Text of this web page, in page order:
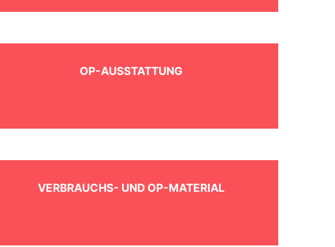
OP-AUSSTATTUNG
VERBRAUCHS- UND OP-MATERIAL